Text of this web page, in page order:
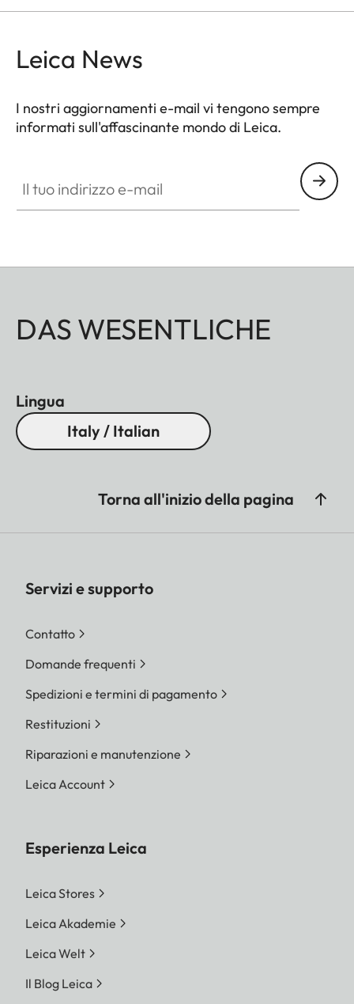
Leica News
I nostri aggiornamenti e-mail vi tengono sempre
informati sull'affascinante mondo di Leica.
DAS WESENTLICHE
Lingua
Italy / Italian
Torna all'inizio della pagina
Servizi e supporto
Contatto
Domande frequenti
Spedizioni e termini di pagamento
Restituzioni
Riparazioni e manutenzione
Leica Account
Esperienza Leica
Leica Stores
Leica Akademie
Leica Welt
Il Blog Leica